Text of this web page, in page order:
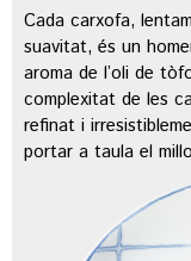
Cada carxofa,
suavitat, és un
aroma de l’oli de
complexitat de les
refinat i
portar a taula el